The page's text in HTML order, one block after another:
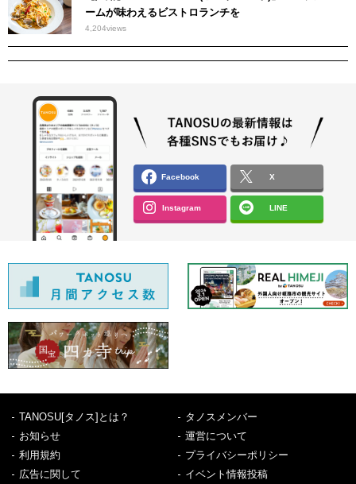
ームが味わえるビストロランチを
4,204views
Facebook X
Instagram LINE
TANOSU[タノス]とは？
タノスメンバー
お知らせ
運営について
利用規約
プライバシーポリシー
広告に関して
イベント情報投稿